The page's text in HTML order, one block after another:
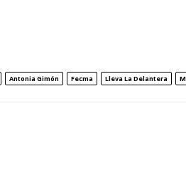
Antonia Gimón Fecma Lleva La Delantera